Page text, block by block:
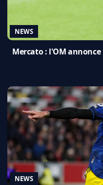
NEWS
Mercato : l'OM
NEWS